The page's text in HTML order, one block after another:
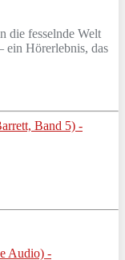
die fesselnde Welt
ein Hörerlebnis, das